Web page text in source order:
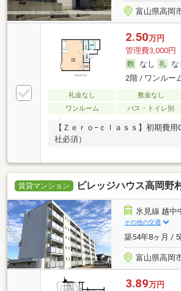
富山県高岡
2.50万円
管理費3,000円
なし
な
2階 / ワンルー
礼金なし 敷金なし
ワンルーム
バス・トイレ別
【Ｚｅｒｏ−ｃｌａｓｓ】初期費
社必須）
賃貸マンション ビレッジハウス高岡野
氷見線 越中
その他の交通
築54年8ヶ月 /
富山県高岡
3.89万円